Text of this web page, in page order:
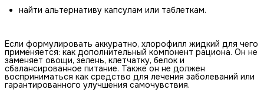
найти альтернативу капсулам или таблеткам.
Если формулировать аккуратно, хлорофилл жидкий для чего
применяется: как дополнительный компонент рациона. Он не
заменяет овощи, зелень, клетчатку, белок и
сбалансированное питание. Также он не должен
восприниматься как средство для лечения заболеваний или
гарантированного улучшения самочувствия.